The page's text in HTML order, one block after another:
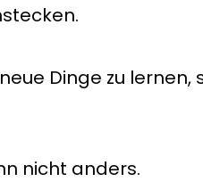
Dinge zu lernen,
nicht anders.